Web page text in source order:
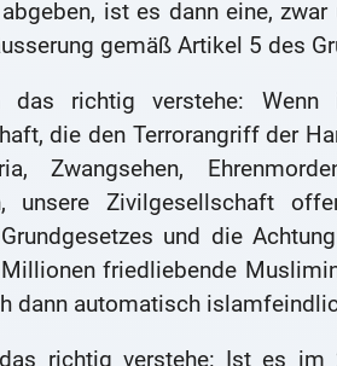
ist es dann eine,
gemäß Artikel 5 des
richtig verstehe: Wenn
die den Terrorangriff der
Zwangsehen,
unsere Zivilgesellschaft
und die
friedliebende
dann automatisch
richtig verstehe: Ist es